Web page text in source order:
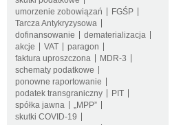
umorzenie zobowiązań
FGŚP
Tarcza Antykryzysowa
dofinansowanie
dematerializacja
akcje
VAT
paragon
faktura uproszczona
MDR-3
schematy podatkowe
ponowne raportowanie
podatek transgraniczny
PIT
spółka jawna
„MPP”
skutki COVID-19